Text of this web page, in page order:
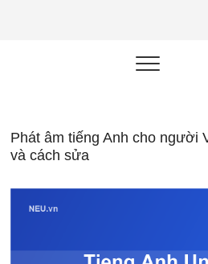
Phát âm tiếng Anh cho người
và cách sửa